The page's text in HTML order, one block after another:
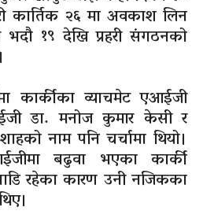
कार्तिक २६ मा अवकाश लिन
१९ देखि प्रहरी संगठनको
कार्कीका व्याचमेट एआईजी
डा. मनोज कुमार केसी र
नाम पनि चर्चामा थियो।
बढुवा भएका कार्की
रहेका कारण उनी नजिकका